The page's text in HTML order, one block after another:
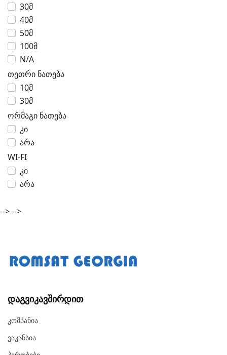
30მ
40მ
50მ
100მ
N/A
თეთრი ნათება
10მ
30მ
ორმაგი ნათება
კი
არა
WI-FI
კი
არა
-->-->
Დაგვიკავშირდით
Კომპანია
Ვაკანსია